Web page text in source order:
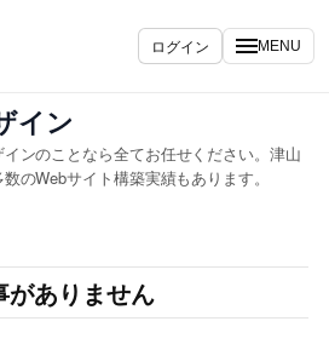
ログイン MENU
イン
ンのことなら全てお任せください。津山
のWebサイト構築実績もあります。
がありません